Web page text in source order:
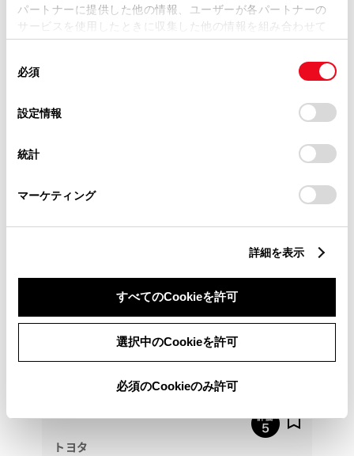
パートナーに提供した他の情報、ユーザーが各パートナーの
サービスを使用したときに収集した他の情報を組み合わせて
使用することがあります。当ウェブサイトの使用を続行する
デバイスにすべてのCookie(クッキー)が保存されることに同
意したことになります。Cookie(クッキー)のオプトアウト、
設定の変更、同意を撤回したりするにあたっては、当社の
「Cookie（クッキー）情報の取り扱いについて
」をご覧くだ
必須
設定情報
統計
マーケティング
詳細を表示
すべてのCookieを許可
選択中のCookieを許可
必須のCookieのみ許可
修復 なし 車検 2027年 4月
トヨタ